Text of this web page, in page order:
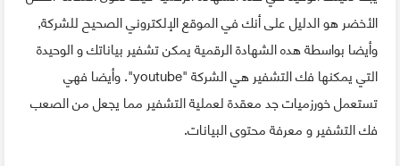
الأخضر هو الدليل على أنك في الموقع الإلكتروني الصحيح للشركة,
وأيضا بواسطة هده الشهادة الرقمية يمكن تشفير بياناتك و الوحيدة
التي يمكنها فك التشفير هي الشركة "youtube". وأيضا فهي
تستعمل خورزميات جد معقدة لعملية التشفير مما يجعل من الصعب
فك التشفير و معرفة محتوى البيانات.